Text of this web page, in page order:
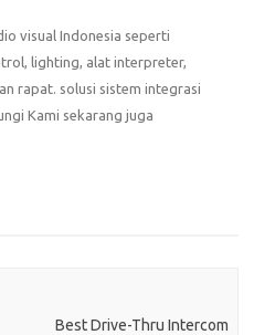
visual Indonesia seperti
lighting, alat interpreter,
rapat. solusi sistem integrasi
Kami sekarang juga
Best Drive-Thru Intercom